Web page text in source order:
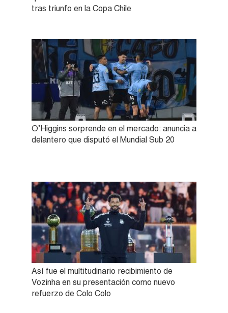
tras triunfo en la Copa Chile
O’Higgins sorprende en el mercado: anuncia a
delantero que disputó el Mundial Sub 20
Así fue el multitudinario recibimiento de
Vozinha en su presentación como nuevo
refuerzo de Colo Colo